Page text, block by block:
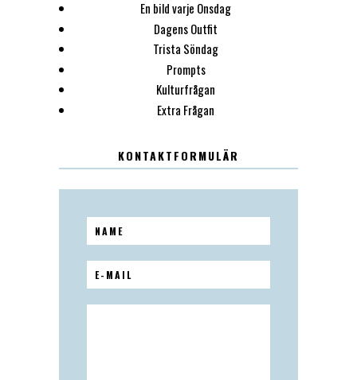
En bild varje Onsdag
Dagens Outfit
Trista Söndag
Prompts
Kulturfrågan
Extra Frågan
KONTAKTFORMULÄR